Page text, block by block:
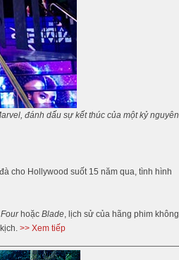
đánh dấu sự kết thúc của một kỷ nguyên
cho Hollywood suốt 15 năm qua, tình hình
hoặc Blade, lịch sử của hãng phim không
>> Xem tiếp